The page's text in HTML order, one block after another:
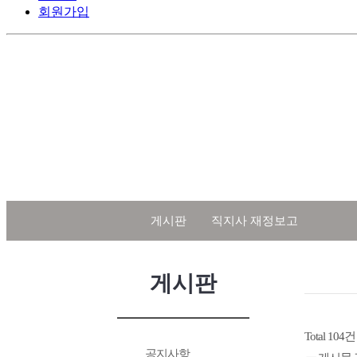
회원가입
게시판 직지사 재정보고
게시판
공지사항
Total 104건